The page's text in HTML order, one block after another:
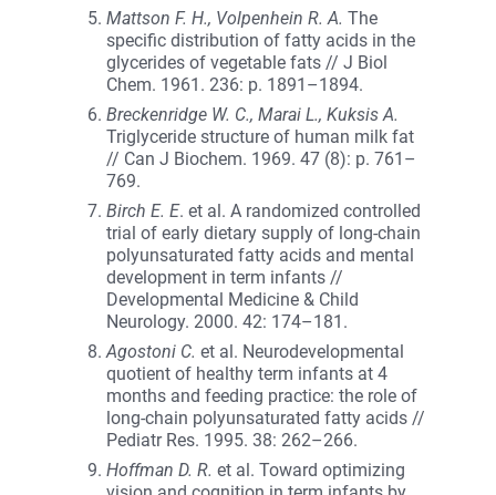
Mattson F. H., Volpenhein R. A. The
specific distribution of fatty acids in the
glycerides of vegetable fats // J Biol
Chem. 1961. 236: p. 1891–1894.
Breckenridge W. C., Marai L., Kuksis A.
Triglyceride structure of human milk fat
// Can J Biochem. 1969. 47 (8): p. 761–
769.
Birch E. E. et al. A randomized controlled
trial of early dietary supply of long-chain
polyunsaturated fatty acids and mental
development in term infants //
Developmental Medicine & Child
Neurology. 2000. 42: 174–181.
Agostoni C. et al. Neurodevelopmental
quotient of healthy term infants at 4
months and feeding practice: the role of
long-chain polyunsaturated fatty acids //
Pediatr Res. 1995. 38: 262–266.
Hoffman D. R. et al. Toward optimizing